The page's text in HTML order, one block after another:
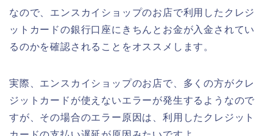
なので、エンスカイショップのお店で利用したクレジ
ットカードの銀行口座にきちんとお金が入金されてい
るのかを確認されることをオススメします。
実際、エンスカイショップのお店で、多くの方がクレ
ジットカードが使えないエラーが発生するようなので
すが、その場合のエラー原因は、利用したクレジット